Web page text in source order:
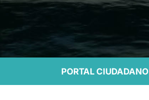
PORTAL CIUDADANO